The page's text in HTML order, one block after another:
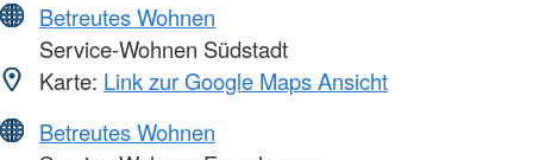
Betreutes Wohnen
Service-Wohnen Südstadt
Karte: Link zur Google Maps Ansicht
Betreutes Wohnen